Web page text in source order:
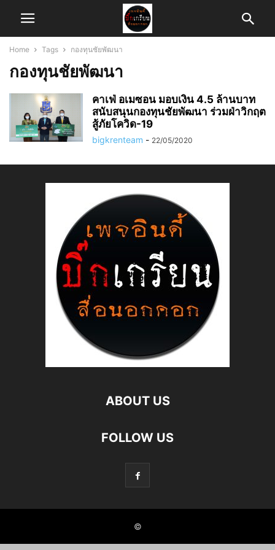
Home Tags กองทุนชัยพัฒนา
กองทุนชัยพัฒนา
คาเฟ่ อเมซอน มอบเงิน 4.5 ล้านบาท
สนับสนุนกองทุนชัยพัฒนา ร่วมฝ่าวิกฤต
สู้ภัยโควิด-19
bigkrenteam - 22/05/2020
ABOUT US
FOLLOW US
©